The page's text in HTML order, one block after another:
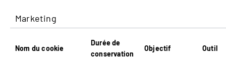
Marketing
Nom du cookie
Durée de
conservation
Objectif Outil